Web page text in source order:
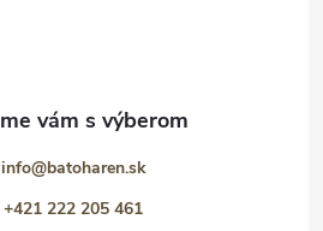
info@batoharen.sk
+421 222 205 461